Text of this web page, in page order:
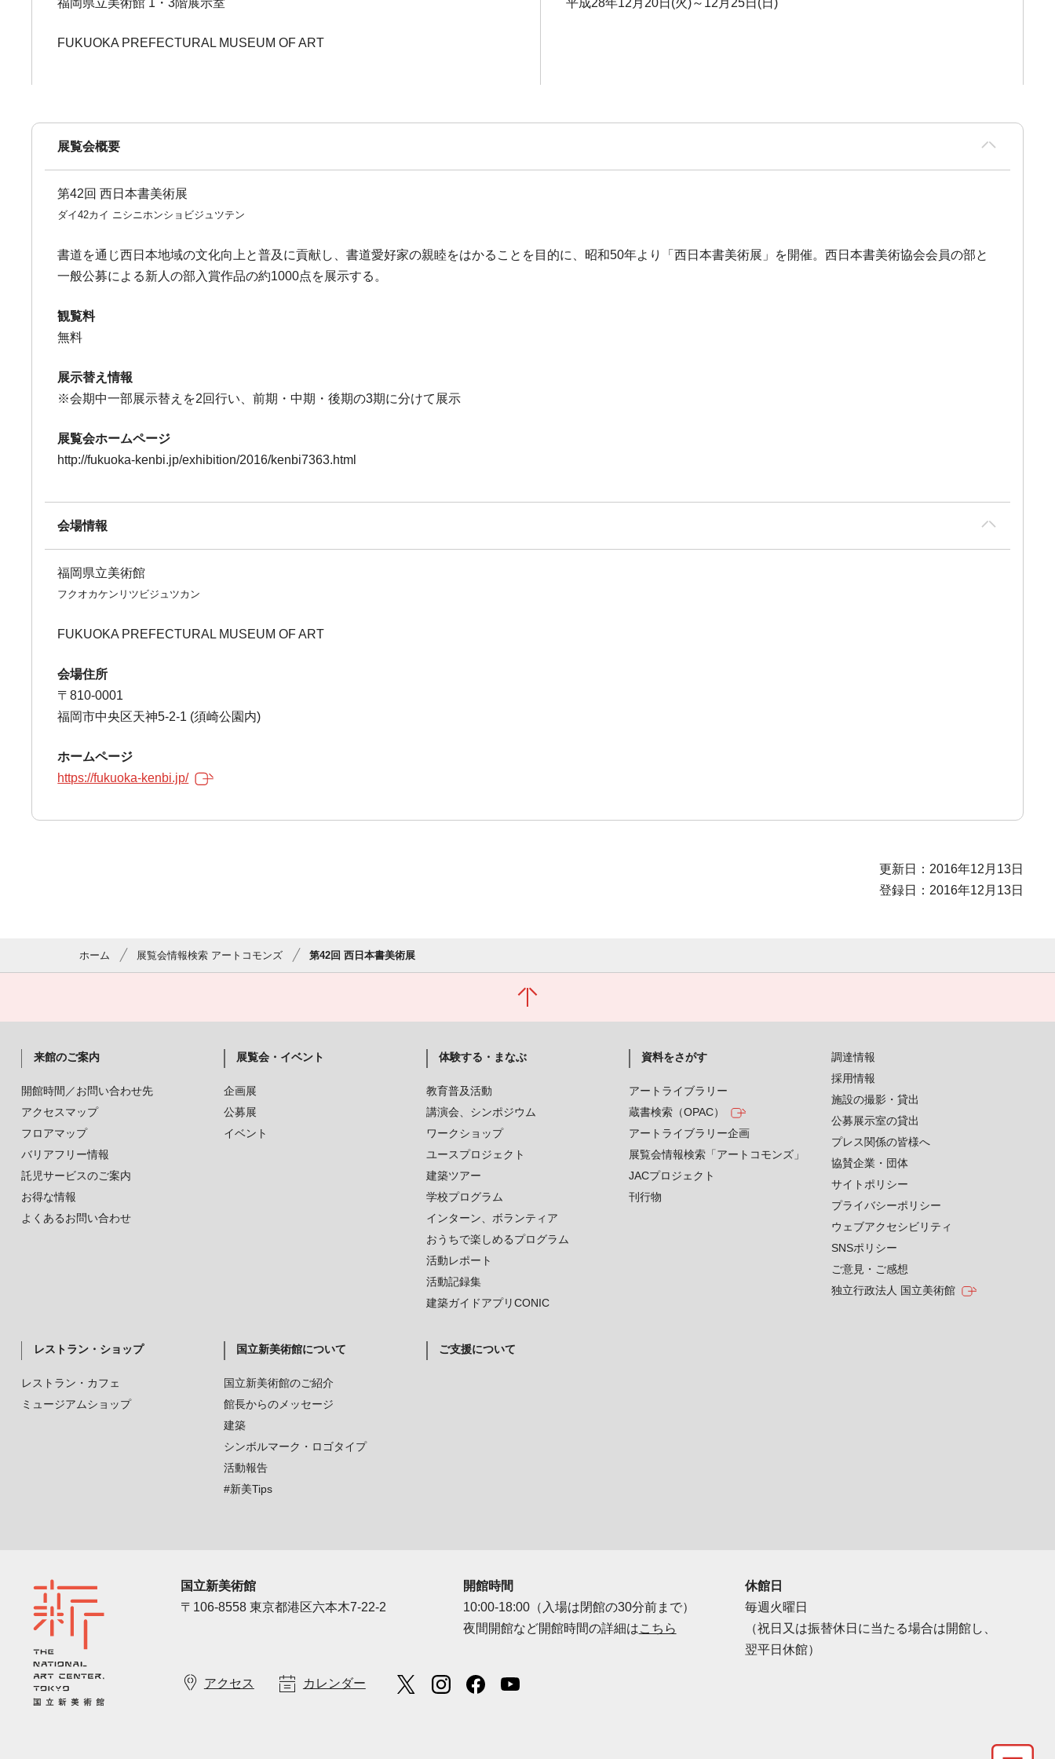
福岡県立美術館 1・3階展示室
FUKUOKA PREFECTURAL MUSEUM OF ART
平成28年12月20日(火)～12月25日(日)
展覧会概要
第42回 西日本書美術展
ダイ42カイ ニシニホンショビジュツテン
書道を通じ西日本地域の文化向上と普及に貢献し、書道愛好家の親睦をはかることを目的に、昭和50年より「西日本書美術展」を開催。西日本書美術協会会員の部と
一般公募による新人の部入賞作品の約1000点を展示する。
観覧料
無料
展示替え情報
※会期中一部展示替えを2回行い、前期・中期・後期の3期に分けて展示
展覧会ホームページ
http://fukuoka-kenbi.jp/exhibition/2016/kenbi7363.html
会場情報
福岡県立美術館
フクオカケンリツビジュツカン
FUKUOKA PREFECTURAL MUSEUM OF ART
会場住所
〒810-0001
福岡市中央区天神5-2-1 (須崎公園内)
ホームページ
https://fukuoka-kenbi.jp/
更新日：2016年12月13日
登録日：2016年12月13日
ホーム 展覧会情報検索 アートコモンズ 第42回 西日本書美術展
来館のご案内
開館時間／お問い合わせ先
アクセスマップ
フロアマップ
バリアフリー情報
託児サービスのご案内
お得な情報
よくあるお問い合わせ
展覧会・イベント
企画展
公募展
イベント
体験する・まなぶ
教育普及活動
講演会、シンポジウム
ワークショップ
ユースプロジェクト
建築ツアー
学校プログラム
インターン、ボランティア
おうちで楽しめるプログラム
活動レポート
活動記録集
建築ガイドアプリCONIC
資料をさがす
アートライブラリー
蔵書検索（OPAC）
アートライブラリー企画
展覧会情報検索「アートコモンズ」
JACプロジェクト
刊行物
レストラン・ショップ
レストラン・カフェ
ミュージアムショップ
国立新美術館について
国立新美術館のご紹介
館長からのメッセージ
建築
シンボルマーク・ロゴタイプ
活動報告
#新美Tips
ご支援について
調達情報
採用情報
施設の撮影・貸出
公募展示室の貸出
プレス関係の皆様へ
協賛企業・団体
サイトポリシー
プライバシーポリシー
ウェブアクセシビリティ
SNSポリシー
ご意見・ご感想
独立行政法人 国立美術館
国立新美術館
〒106-8558 東京都港区六本木7-22-2
開館時間
10:00-18:00（入場は閉館の30分前まで）
夜間開館など開館時間の詳細はこちら
休館日
毎週火曜日
（祝日又は振替休日に当たる場合は開館し、
翌平日休館）
アクセス カレンダー